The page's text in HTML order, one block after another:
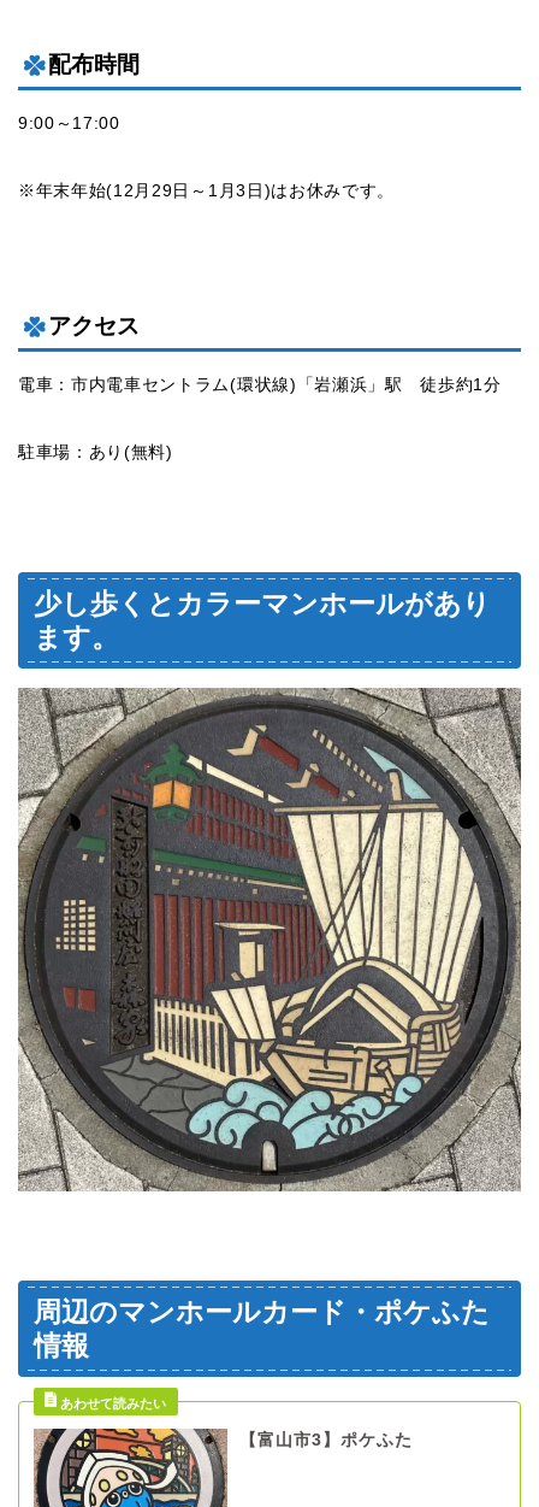
配布時間
9:00～17:00
※年末年始(12月29日～1月3日)はお休みです。
アクセス
電車：市内電車セントラム(環状線)「岩瀬浜」駅 徒歩約1分
駐車場：あり(無料)
少し歩くとカラーマンホールがあり
ます。
周辺のマンホールカード・ポケふた
情報
【富山市3】ポケふた